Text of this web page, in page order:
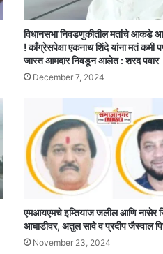
विधानसभा निवडणुकीतील मतांचे आकडे
! काँग्रेसपेक्षा एकनाथ शिंदे यांना मतं कमी
जास्त आमदार निवडून आलेत : शरद पवार
December 7, 2024
एमआयएमचे इम्तियाज जलील आणि नासेर
आघाडीवर, अतुल सावे व प्रदीप जैस्वाल
November 23, 2024